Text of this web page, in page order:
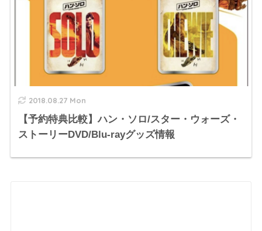
2018.08.27 Mon
【予約特典比較】ハン・ソロ/スター・ウォーズ・
ストーリーDVD/Blu-rayグッズ情報